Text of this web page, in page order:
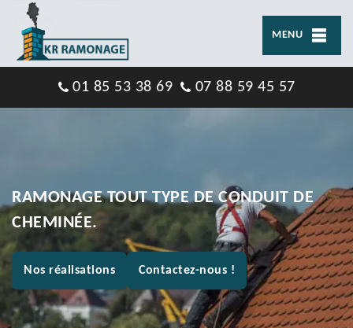
MENU
01 85 53 38 69 07 88 59 45 57
RAMONAGE TOUT TYPE DE CONDUIT DE
CHEMINÉE.
Nos réalisations Contactez-nous !